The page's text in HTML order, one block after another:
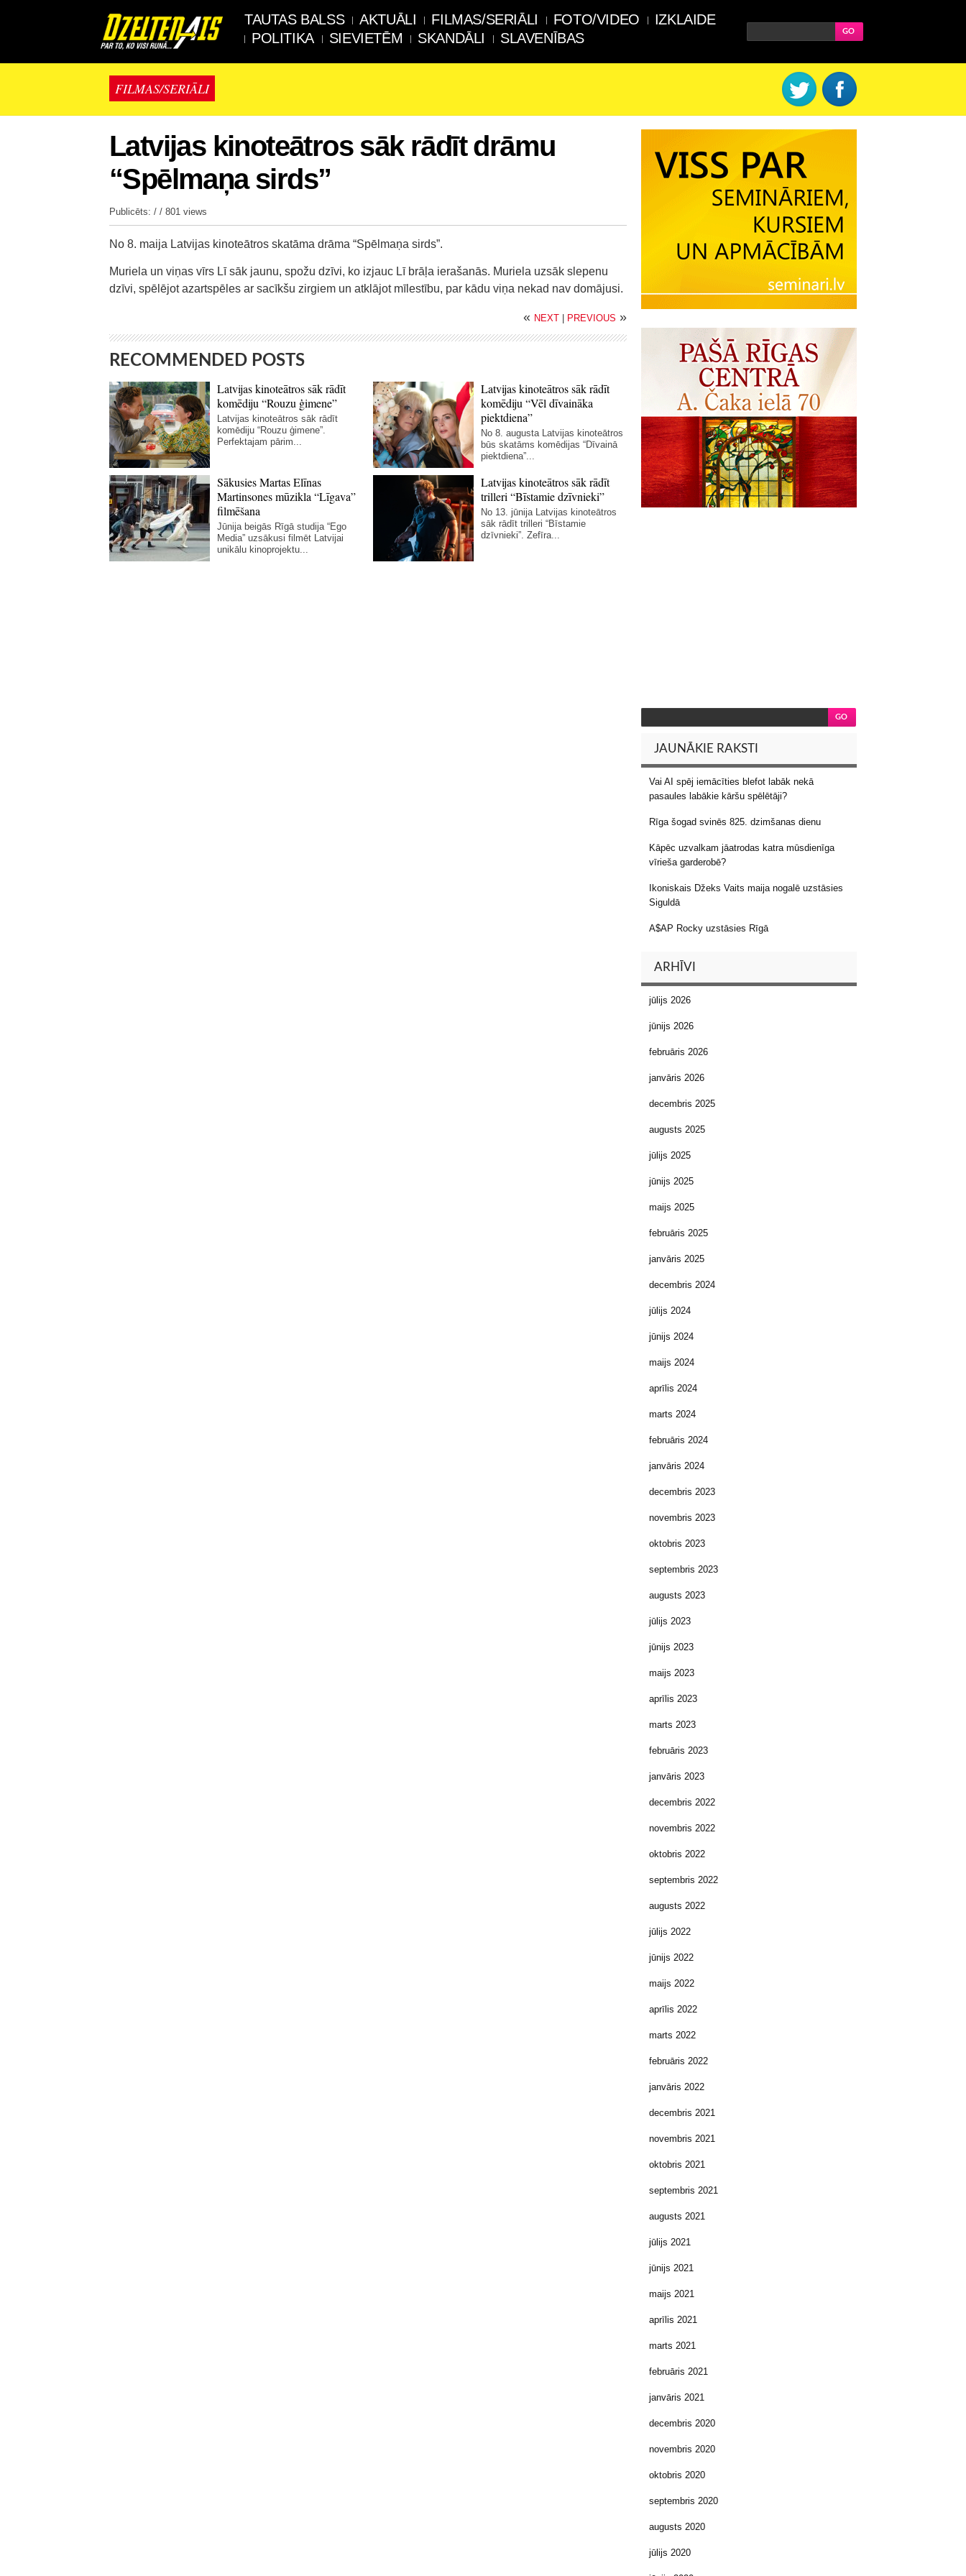
TAUTAS BALSS AKTUĀLI FILMAS/SERIĀLI FOTO/VIDEO
IZKLAIDE
POLITIKA
SIEVIETĒM SKANDĀLI SLAVENĪBAS
FILMAS/SERIĀLI
Latvijas kinoteātros sāk rādīt drāmu
“Spēlmaņa sirds”
Publicēts: / / 801 views
No 8. maija Latvijas kinoteātros skatāma drāma “Spēlmaņa sirds”.
Muriela un viņas vīrs Lī sāk jaunu, spožu dzīvi, ko izjauc Lī brāļa ierašanās. Muriela uzsāk slepenu
dzīvi, spēlējot azartspēles ar sacīkšu zirgiem un atklājot mīlestību, par kādu viņa nekad nav domājusi.
« NEXT PREVIOUS »
RECOMMENDED POSTS
Latvijas kinoteātros sāk rādīt
komēdiju “Rouzu ģimene”
Latvijas kinoteātros sāk rādīt
komēdiju “Rouzu ģimene”.
Perfektajam pārim...
Latvijas kinoteātros sāk rādīt
komēdiju “Vēl dīvaināka
piektdiena”
No 8. augusta Latvijas kinoteātros
būs skatāms komēdijas “Dīvainā
piektdiena”...
Sākusies Martas Elīnas
Martinsones mūzikla “Līgava”
filmēšana
Jūnija beigās Rīgā studija “Ego
Media” uzsākusi filmēt Latvijai
unikālu kinoprojektu...
Latvijas kinoteātros sāk rādīt
trilleri “Bīstamie dzīvnieki”
No 13. jūnija Latvijas kinoteātros
sāk rādīt trilleri “Bīstamie
dzīvnieki”. Zefīra...
JAUNĀKIE RAKSTI
Vai AI spēj iemācīties blefot labāk nekā
pasaules labākie kāršu spēlētāji?
Rīga šogad svinēs 825. dzimšanas dienu
Kāpēc uzvalkam jāatrodas katra mūsdienīga
vīrieša garderobē?
Ikoniskais Džeks Vaits maija nogalē uzstāsies
Siguldā
A$AP Rocky uzstāsies Rīgā
ARHĪVI
jūlijs 2026
jūnijs 2026
februāris 2026
janvāris 2026
decembris 2025
augusts 2025
jūlijs 2025
jūnijs 2025
maijs 2025
februāris 2025
janvāris 2025
decembris 2024
jūlijs 2024
jūnijs 2024
maijs 2024
aprīlis 2024
marts 2024
februāris 2024
janvāris 2024
decembris 2023
novembris 2023
oktobris 2023
septembris 2023
augusts 2023
jūlijs 2023
jūnijs 2023
maijs 2023
aprīlis 2023
marts 2023
februāris 2023
janvāris 2023
decembris 2022
novembris 2022
oktobris 2022
septembris 2022
augusts 2022
jūlijs 2022
jūnijs 2022
maijs 2022
aprīlis 2022
marts 2022
februāris 2022
janvāris 2022
decembris 2021
novembris 2021
oktobris 2021
septembris 2021
augusts 2021
jūlijs 2021
jūnijs 2021
maijs 2021
aprīlis 2021
marts 2021
februāris 2021
janvāris 2021
decembris 2020
novembris 2020
oktobris 2020
septembris 2020
augusts 2020
jūlijs 2020